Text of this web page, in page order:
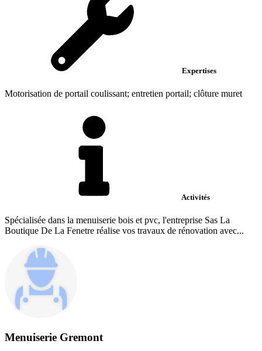
Expertises
Motorisation de portail coulissant; entretien portail; clôture muret
Activités
Spécialisée dans la menuiserie bois et pvc, l'entreprise Sas La
Boutique De La Fenetre réalise vos travaux de rénovation avec...
Menuiserie Gremont